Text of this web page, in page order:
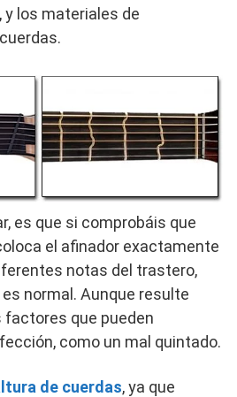
y los materiales de
es que si comprobáis que
el afinador exactamente
notas del trastero,
normal. Aunque resulte
que pueden
como un mal quintado.
de cuerdas, ya que